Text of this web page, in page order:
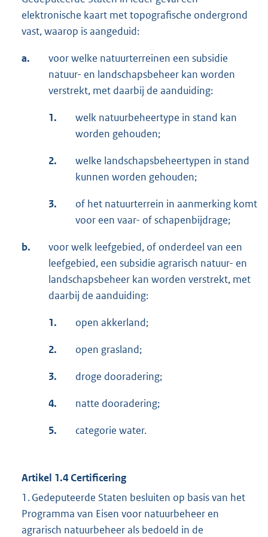
elektronische kaart met topografische ondergrond
vast, waarop is aangeduid:
a.
voor welke natuurterreinen een subsidie
natuur- en landschapsbeheer kan worden
verstrekt, met daarbij de aanduiding:
1.
welk natuurbeheertype in stand kan
worden gehouden;
2.
welke landschapsbeheertypen in stand
kunnen worden gehouden;
3.
of het natuurterrein in aanmerking komt
voor een vaar- of schapenbijdrage;
b.
voor welk leefgebied, of onderdeel van een
leefgebied, een subsidie agrarisch natuur- en
landschapsbeheer kan worden verstrekt, met
daarbij de aanduiding:
1. open akkerland;
2. open grasland;
3. droge dooradering;
4. natte dooradering;
5. categorie water.
Artikel 1.4 Certificering
1. Gedeputeerde Staten besluiten op basis van het
Programma van Eisen voor natuurbeheer en
agrarisch natuurbeheer als bedoeld in de